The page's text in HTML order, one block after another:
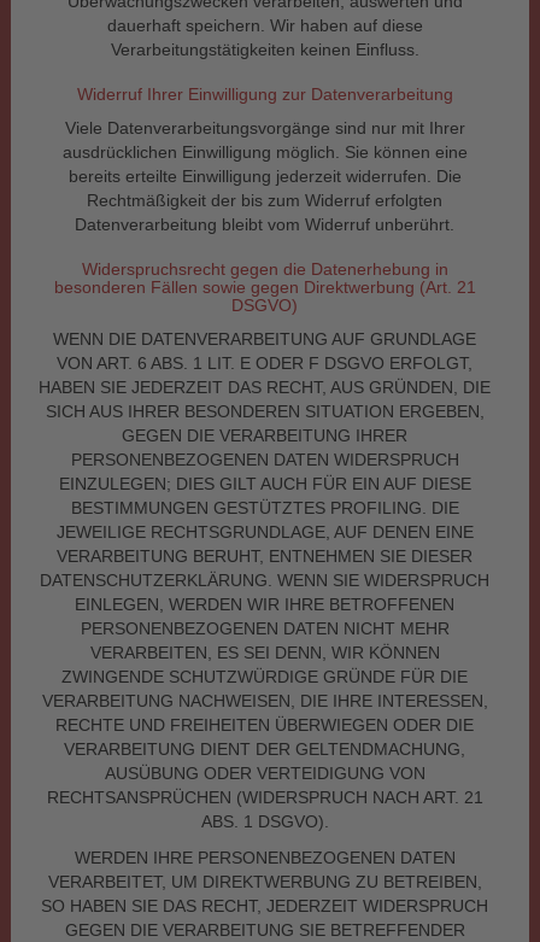
dauerhaft speichern. Wir haben auf diese
Verarbeitungstätigkeiten keinen Einfluss.
Widerruf Ihrer Einwilligung zur Datenverarbeitung
Viele Datenverarbeitungsvorgänge sind nur mit Ihrer
ausdrücklichen Einwilligung möglich. Sie können eine
bereits erteilte Einwilligung jederzeit widerrufen. Die
Rechtmäßigkeit der bis zum Widerruf erfolgten
Datenverarbeitung bleibt vom Widerruf unberührt.
Widerspruchsrecht gegen die Datenerhebung in
besonderen Fällen sowie gegen Direktwerbung (Art. 21
DSGVO)
WENN DIE DATENVERARBEITUNG AUF GRUNDLAGE
VON ART. 6 ABS. 1 LIT. E ODER F DSGVO ERFOLGT,
HABEN SIE JEDERZEIT DAS RECHT, AUS GRÜNDEN, DIE
SICH AUS IHRER BESONDEREN SITUATION ERGEBEN,
GEGEN DIE VERARBEITUNG IHRER
PERSONENBEZOGENEN DATEN WIDERSPRUCH
EINZULEGEN; DIES GILT AUCH FÜR EIN AUF DIESE
BESTIMMUNGEN GESTÜTZTES PROFILING. DIE
JEWEILIGE RECHTSGRUNDLAGE, AUF DENEN EINE
VERARBEITUNG BERUHT, ENTNEHMEN SIE DIESER
DATENSCHUTZERKLÄRUNG. WENN SIE WIDERSPRUCH
EINLEGEN, WERDEN WIR IHRE BETROFFENEN
PERSONENBEZOGENEN DATEN NICHT MEHR
VERARBEITEN, ES SEI DENN, WIR KÖNNEN
ZWINGENDE SCHUTZWÜRDIGE GRÜNDE FÜR DIE
VERARBEITUNG NACHWEISEN, DIE IHRE INTERESSEN,
RECHTE UND FREIHEITEN ÜBERWIEGEN ODER DIE
VERARBEITUNG DIENT DER GELTENDMACHUNG,
AUSÜBUNG ODER VERTEIDIGUNG VON
RECHTSANSPRÜCHEN (WIDERSPRUCH NACH ART. 21
ABS. 1 DSGVO).
WERDEN IHRE PERSONENBEZOGENEN DATEN
VERARBEITET, UM DIREKTWERBUNG ZU BETREIBEN,
SO HABEN SIE DAS RECHT, JEDERZEIT WIDERSPRUCH
GEGEN DIE VERARBEITUNG SIE BETREFFENDER